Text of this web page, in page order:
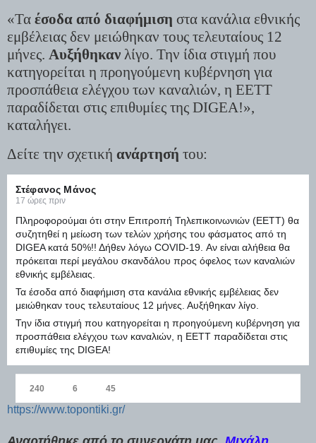
«Τα έσοδα από διαφήμιση στα κανάλια εθνικής
εμβέλειας δεν μειώθηκαν τους τελευταίους 12
μήνες. Αυξήθηκαν λίγο. Την ίδια στιγμή που
κατηγορείται η προηγούμενη κυβέρνηση για
προσπάθεια ελέγχου των καναλιών, η ΕΕΤΤ
παραδίδεται στις επιθυμίες της DIGEA!»,
καταλήγει.
Δείτε την σχετική ανάρτησή του:
Στέφανος Μάνος
17 ώρες πριν
Πληροφορούμαι ότι στην Επιτροπή Τηλεπικοινωνιών (ΕΕΤΤ) θα
συζητηθεί η μείωση των τελών χρήσης του φάσματος από τη
DIGEA κατά 50%!! Δήθεν λόγω COVID-19. Αν είναι αλήθεια θα
πρόκειται περί μεγάλου σκανδάλου προς όφελος των καναλιών
εθνικής εμβέλειας.
Τα έσοδα από διαφήμιση στα κανάλια εθνικής εμβέλειας δεν
μειώθηκαν τους τελευταίους 12 μήνες. Αυξήθηκαν λίγο.
Την ίδια στιγμή που κατηγορείται η προηγούμενη κυβέρνηση για
προσπάθεια ελέγχου των καναλιών, η ΕΕΤΤ παραδίδεται στις
επιθυμίες της DIGEA!
240 6 45
https://www.topontiki.gr/